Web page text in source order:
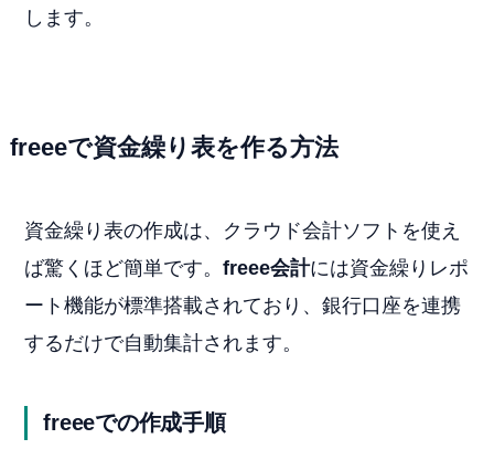
します。
freeeで資金繰り表を作る方法
資金繰り表の作成は、クラウド会計ソフトを使え
ば驚くほど簡単です。freee会計には資金繰りレポ
ート機能が標準搭載されており、銀行口座を連携
するだけで自動集計されます。
freeeでの作成手順